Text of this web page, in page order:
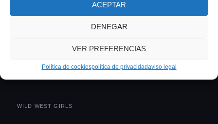
ACEPTAR
DENEGAR
VER PREFERENCIAS
Política de cookiespolitica de privacidadaviso legal
Términos y condiciones
politica devoluciones
WILD WEST GIRLS